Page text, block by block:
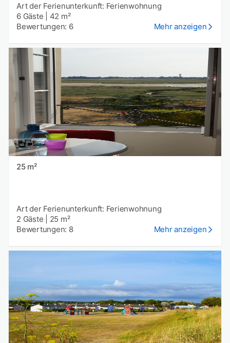
Art der Ferienunterkunft: Ferienwohnung
6 Gäste
42 m²
Bewertungen: 6
Mehr anzeigen
25 m²
Art der Ferienunterkunft: Ferienwohnung
2 Gäste
25 m²
Bewertungen: 8
Mehr anzeigen